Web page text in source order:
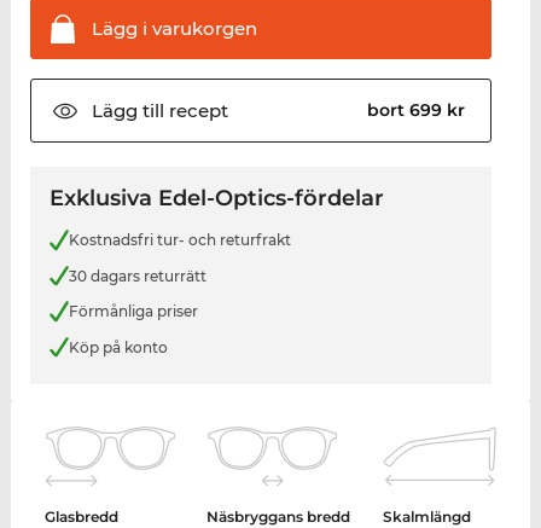
Lägg i varukorgen
Lägg till recept bort 699 kr
Exklusiva Edel-Optics-fördelar
Kostnadsfri tur- och returfrakt
30 dagars returrätt
Förmånliga priser
Köp på konto
Glasbredd
Näsbryggans bredd
Skalmlängd